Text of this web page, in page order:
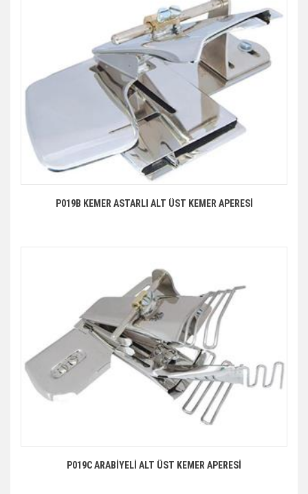
P019B KEMER ASTARLI ALT ÜST KEMER APERESİ
P019C ARABİYELİ ALT ÜST KEMER APERESİ